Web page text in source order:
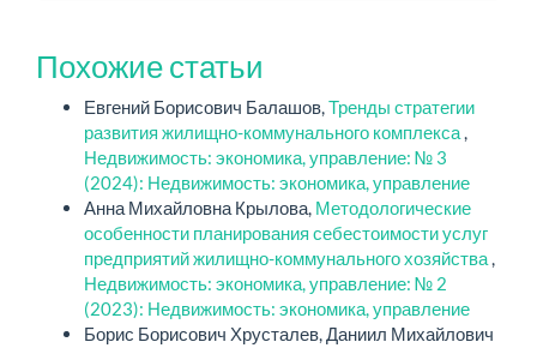
Похожие статьи
Евгений Борисович Балашов,Тренды стратегии
развития жилищно-коммунального комплекса,
Недвижимость: экономика, управление: № 3
(2024): Недвижимость: экономика, управление
Анна Михайловна Крылова, Методологические
особенности планирования себестоимости услуг
предприятий жилищно-коммунального хозяйства,
Недвижимость: экономика, управление: № 2
(2023): Недвижимость: экономика, управление
Борис Борисович Хрусталев, Даниил Михайлович